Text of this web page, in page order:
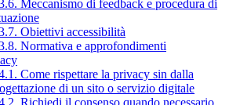
Meccanismo di feedback e procedura di
Obiettivi accessibilità
Normativa e approfondimenti
Come rispettare la privacy sin dalla
di un sito o servizio digitale
Richiedi il consenso quando necessario